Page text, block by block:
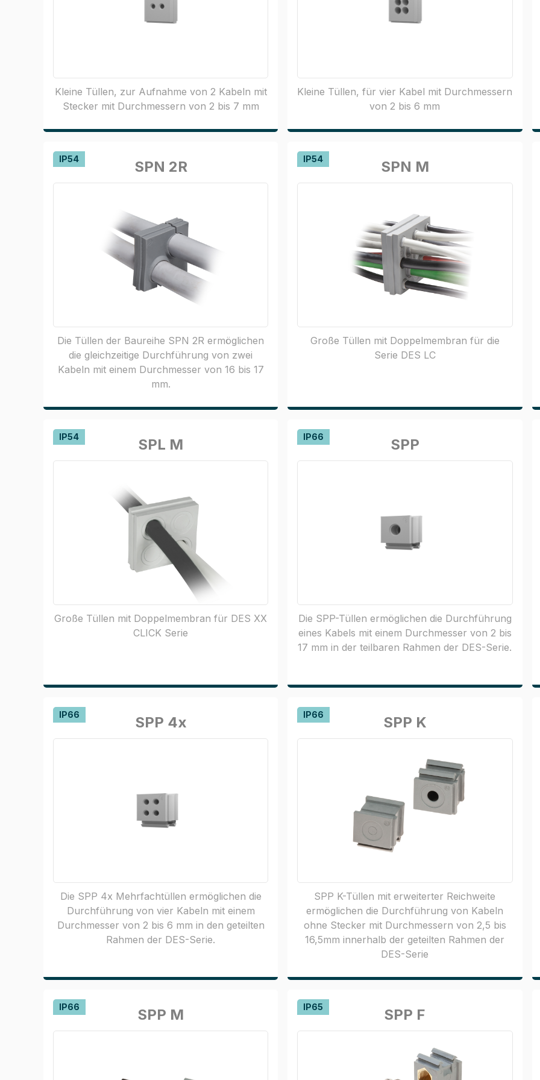
Kleine Tüllen, zur Aufnahme von 2 Kabeln mit
Stecker mit Durchmessern von 2 bis 7 mm
Kleine Tüllen, für vier Kabel mit Durchmessern
von 2 bis 6 mm
SPN 2R
Die Tüllen der Baureihe SPN 2R ermöglichen
die gleichzeitige Durchführung von zwei
Kabeln mit einem Durchmesser von 16 bis 17
mm.
IP54 SPN M
Große Tüllen mit Doppelmembran für die
Serie DES LC
IP54
SPL M
Große Tüllen mit Doppelmembran für DES XX
CLICK Serie
IP54 SPP
Die SPP-Tüllen ermöglichen die Durchführung
eines Kabels mit einem Durchmesser von 2 bis
17 mm in der teilbaren Rahmen der DES-Serie.
IP66
SPP 4x
Die SPP 4x Mehrfachtüllen ermöglichen die
Durchführung von vier Kabeln mit einem
Durchmesser von 2 bis 6 mm in den geteilten
Rahmen der DES-Serie.
IP66 SPP K
SPP K-Tüllen mit erweiterter Reichweite
ermöglichen die Durchführung von Kabeln
ohne Stecker mit Durchmessern von 2,5 bis
16,5mm innerhalb der geteilten Rahmen der
DES-Serie
IP66
SPP M
IP66 SPP F
IP65